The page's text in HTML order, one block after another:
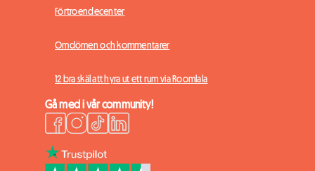
Förtroendecenter
Omdömen och kommentarer
12 bra skäl att hyra ut ett rum via Roomlala
Gå med i vår community!